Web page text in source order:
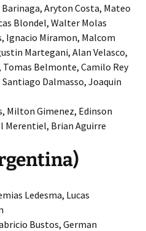
Aryton Costa, Mateo
Blondel, Walter Molas
Ignacio Miramon, Malcom
Martegani, Alan Velasco,
Belmonte, Camilo Rey
Dalmasso, Joaquin
Milton Gimenez, Edinson
Merentiel, Brian Aguirre
Ledesma, Lucas
Bustos, German